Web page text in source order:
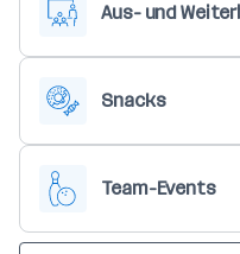
Aus- und
Snacks
Team-Events